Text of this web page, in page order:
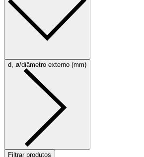
d, ø/diâmetro externo (mm)
Filtrar produtos